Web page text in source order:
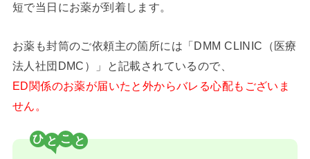
短で当日にお薬が到着します。
お薬も封筒のご依頼主の箇所には「DMM CLINIC（医療
法人社団DMC）」と記載されているので、
ED関係のお薬が届いたと外からバレる心配もございま
せん。
ひ こ